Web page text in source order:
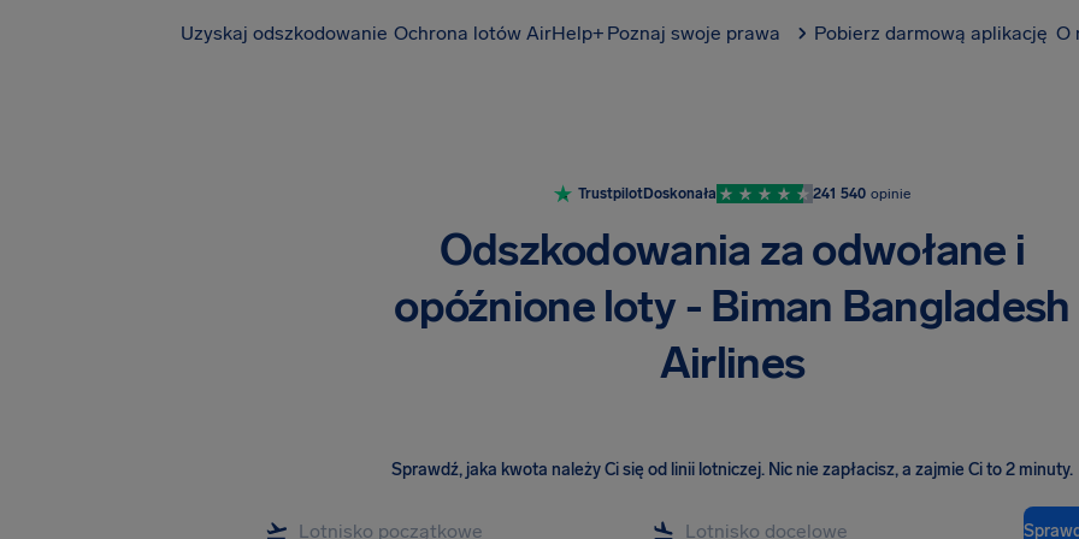
Uzyskaj odszkodowanie Ochrona lotów AirHelp+ Poznaj swoje prawa Pobierz darmową aplikację O
TrustpilotDoskonała 241 540 opinie
Odszkodowania za odwołane i
opóźnione loty - Biman Bangladesh
Airlines
Sprawdź, jaka kwota należy Ci się od linii lotniczej. Nic nie zapłacisz, a zajmie Ci to 2 minuty.